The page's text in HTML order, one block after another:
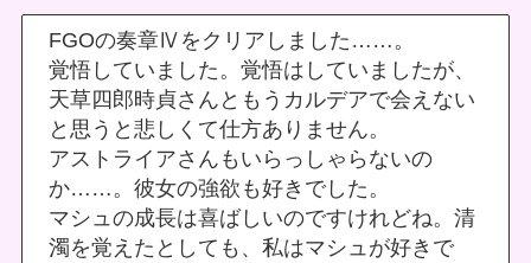
FGOの奏章Ⅳをクリアしました……。
覚悟していました。覚悟はしていましたが、
天草四郎時貞さんともうカルデアで会えない
と思うと悲しくて仕方ありません。
アストライアさんもいらっしゃらないの
か……。彼女の強欲も好きでした。
マシュの成長は喜ばしいのですけれどね。清
濁を覚えたとしても、私はマシュが好きで